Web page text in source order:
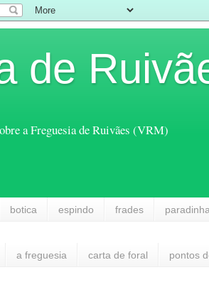
de
a Freguesia de Ruivães (VRM)
botica espindo frades
a freguesia carta de foral pontos